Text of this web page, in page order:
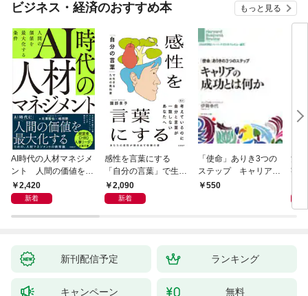
ビジネス・経済のおすすめ本 もっと見る
AI時代の人材マネジメ
ント 人間の価値を最
大化する条件
2,420
新着
感性を言葉にする
「自分の言葉」で生き
るための教科書
2,090
新着
「使命」ありき3つの
ステップ キャリアの
成功とは何か
550
決
字
「
ト」
新刊配信予定 ランキング
キャンペーン 無料